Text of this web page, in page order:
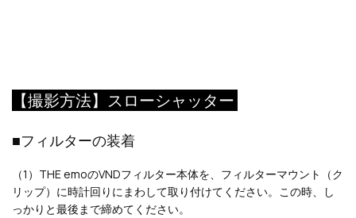
【撮影方法】スローシャッター
■フィルターの装着
（1）THE emoのVNDフィルター本体を、フィルターマウント（ク
リップ）に時計回りにまわして取り付けてください。この時、し
っかりと最後まで締めてください。